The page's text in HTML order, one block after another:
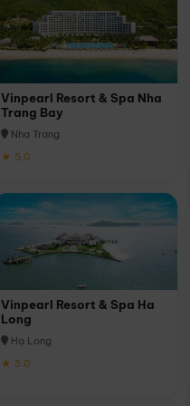
Vinpearl Resort & Spa Nha
Trang Bay
Nha Trang
★ 5.0
Vinpearl Resort & Spa Ha
Long
Hạ Long
★ 5.0